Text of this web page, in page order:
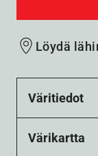
Löydä
Väritiedot
Värikartta